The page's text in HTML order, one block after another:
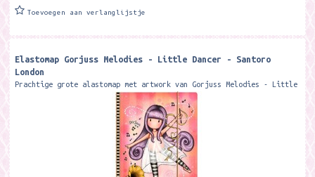
Toevoegen aan verlanglijstje
Elastomap Gorjuss Melodies - Little Dancer - Santoro
London
Prachtige grote alastomap met artwork van Gorjuss Melodies - Little
Dancer Het formaat van de map met elastieksluiting is ca. 33,5 x 25